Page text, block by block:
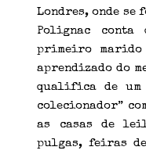
Londres, onde se
Polignac
primeiro marido
aprendizado do
qualifica de um
colecionador”
as casas de
pulgas, feiras